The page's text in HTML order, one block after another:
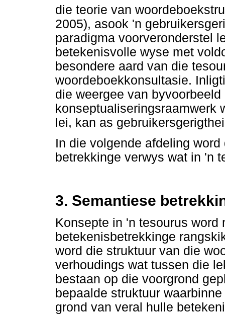
die teorie van
2005), asook 'n
paradigma voorveronderstel
betekenisvolle wyse met
besondere aard van die
woordeboekkonsultasie.
die weergee van
konseptualiseringsraamwerk
lei, kan as
In die volgende afdeling
betrekkinge verwys wat in 'n
3. Semantiese
Konsepte in 'n tesourus
betekenisbetrekkinge
word die struktuur van die
verhoudings wat tussen die
bestaan op die voorgrond
bepaalde struktuur
grond van veral hulle